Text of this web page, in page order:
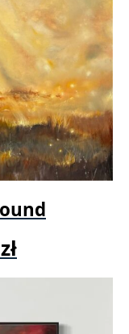
złZakres
cen:
380,00 zł